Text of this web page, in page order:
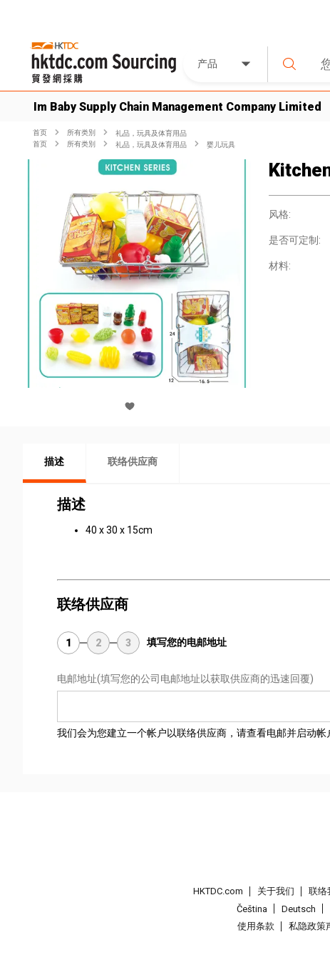
产品
Im Baby Supply Chain Management Company Limited
首页 所有类別
礼品，玩具及体育用品
首页
所有类別 礼品，玩具及体育用品 婴儿玩具
风格:
是否可定制:
材料:
描述 联络供应商
描述
40 x 30 x 15cm
联络供应商
1 2 3 填写您的电邮地址
电邮地址(填写您的公司电邮地址以获取供应商的迅速回覆)
我们会为您建立一个帐户以联络供应商，请查看电邮并启动帐
HKTDC.com 关于我们 联络
Čeština
Deutsch
使用条款
私隐政策